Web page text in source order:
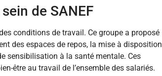
de SANEF
conditions de travail. Ce groupe a proposé
des espaces de repos, la mise à disposition
sensibilisation à la santé mentale. Ces
être au travail de l’ensemble des salariés.